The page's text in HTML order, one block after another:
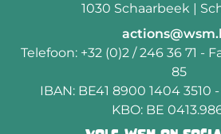
1030 Schaarbeek |
E-
mail:
Telefoon: +32 (0)2 / 246 36 71 -
85
IBAN: BE41 8900 1404 3510
KBO: BE